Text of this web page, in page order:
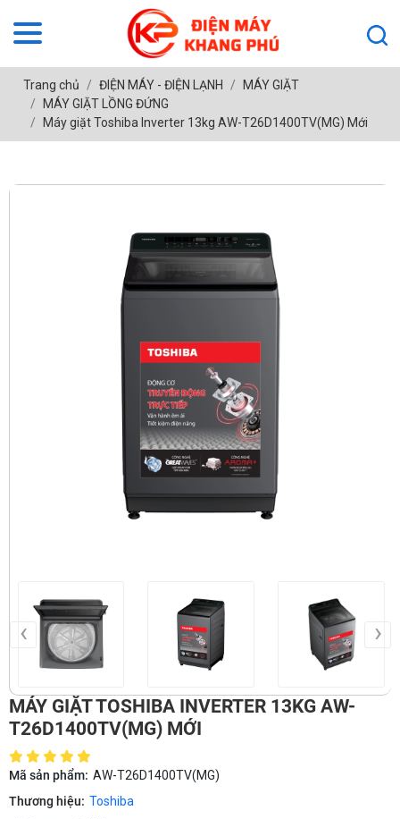
Trang chủ ĐIỆN MÁY - ĐIỆN LẠNH
MÁY GIẶT
MÁY GIẶT LỒNG ĐỨNG
Máy giặt Toshiba Inverter 13kg AW-T26D1400TV(MG) Mới
‹ ›
MÁY GIẶT TOSHIBA INVERTER 13KG AW-
T26D1400TV(MG) MỚI
Mã sản phẩm: AW-T26D1400TV(MG)
Thương hiệu: Toshiba